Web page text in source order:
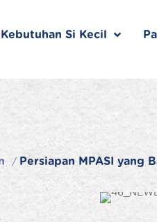
Kebutuhan Si Kecil
/ Persiapan MPASI yang